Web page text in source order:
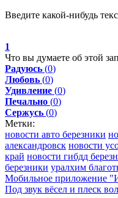
Введите какой-нибудь
1
Что вы думаете об этой
Радуюсь (0)
Любовь (0)
Удивление (0)
Печально (0)
Сержусь (0)
Метки:
новости авто березники
александровск новости
край новости гибдд
березники уралхим
Мобильное приложение
Под звук вёсел и плеск